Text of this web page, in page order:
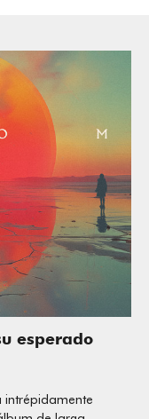
esperado
intrépidamente